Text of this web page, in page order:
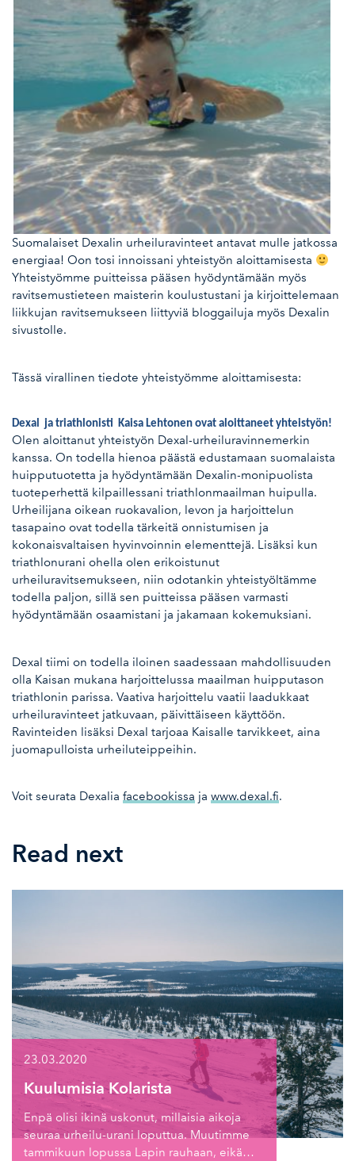
Suomalaiset Dexalin urheiluravinteet antavat mulle jatkossa
energiaa! Oon tosi innoissani yhteistyön aloittamisesta
Yhteistyömme puitteissa pääsen hyödyntämään myös
ravitsemustieteen maisterin koulustustani ja kirjoittelemaan
liikkujan ravitsemukseen liittyviä bloggailuja myös Dexalin
sivustolle.
Tässä virallinen tiedote yhteistyömme aloittamisesta:
Dexal ja triathlonisti Kaisa Lehtonen ovat aloittaneet yhteistyön!
Olen aloittanut yhteistyön Dexal-urheiluravinnemerkin
kanssa. On todella hienoa päästä edustamaan suomalaista
huipputuotetta ja hyödyntämään Dexalin-monipuolista
tuoteperhettä kilpaillessani triathlonmaailman huipulla.
Urheilijana oikean ruokavalion, levon ja harjoittelun
tasapaino ovat todella tärkeitä onnistumisen ja
kokonaisvaltaisen hyvinvoinnin elementtejä. Lisäksi kun
triathlonurani ohella olen erikoistunut
urheiluravitsemukseen, niin odotankin yhteistyöltämme
todella paljon, sillä sen puitteissa pääsen varmasti
hyödyntämään osaamistani ja jakamaan kokemuksiani.
Dexal tiimi on todella iloinen saadessaan mahdollisuuden
olla Kaisan mukana harjoittelussa maailman huipputason
triathlonin parissa. Vaativa harjoittelu vaatii laadukkaat
urheiluravinteet jatkuvaan, päivittäiseen käyttöön.
Ravinteiden lisäksi Dexal tarjoaa Kaisalle tarvikkeet, aina
juomapulloista urheiluteippeihin.
Voit seurata Dexalia facebookissa ja www.dexal.fi.
Read next
23.03.2020
Kuulumisia Kolarista
Enpä olisi ikinä uskonut, millaisia aikoja
seuraa urheilu-urani loputtua. Muutimme
tammikuun lopussa Lapin rauhaan, eikä…